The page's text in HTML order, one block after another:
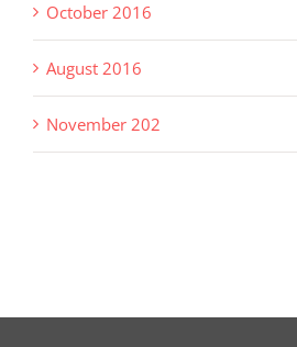
October 2016
August 2016
November 202